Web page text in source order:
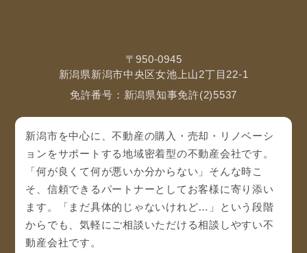
〒950-0945
新潟県新潟市中央区女池上山2丁目22-1
免許番号：新潟県知事免許(2)5537
新潟市を中心に、不動産の購入・売却・リノベーシ
ョンをサポートする地域密着型の不動産会社です。
「何が良くて何が悪いか分からない」そんな時こ
そ、信頼できるパートナーとしてお客様に寄り添い
ます。「まだ具体的じゃないけれど…」という段階
からでも、気軽にご相談いただける相談しやすい不
動産会社です。